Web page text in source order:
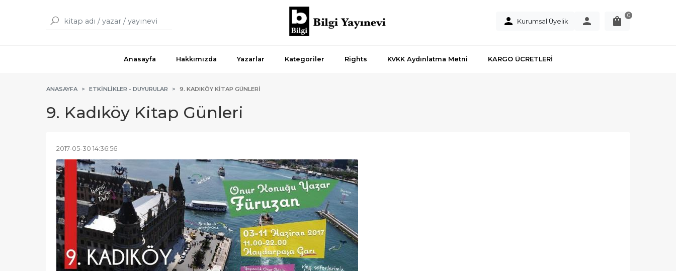
Kurumsal Üyelik
0
Anasayfa Hakkımızda Yazarlar Kategoriler Rights KVKK Aydınlatma Metni KARGO ÜCRETLERİ
ANASAYFA ETKINLIKLER - DUYURULAR 9. KADIKÖY KITAP GÜNLERI
9. Kadıköy Kitap Günleri
2017-05-30 14:36:56